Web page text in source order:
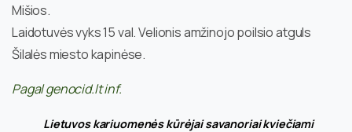
Mišios.
Laidotuvės vyks 15 val. Velionis amžinojo poilsio atguls
Šilalės miesto kapinėse.
Pagal genocid.lt inf.
Lietuvos kariuomenės kūrėjai savanoriai kviečiami